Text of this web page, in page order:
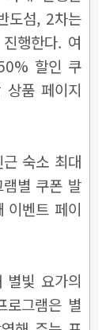
도섬, 2차는
행한다. 여
할인 쿠
품 페이지
숙소 최대
별 쿠폰 발
이벤트 페이
별빛 요가의
로그램은 별